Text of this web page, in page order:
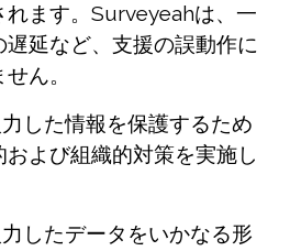
れます。Surveyeahは、一
延など、支援の誤動作に
ん。
した情報を保護するため
よび組織的対策を実施し
したデータをいかなる形